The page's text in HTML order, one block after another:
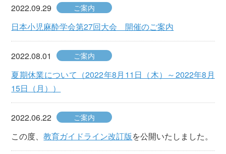
2022.09.29 ご案内
日本小児麻酔学会第27回大会 開催のご案内
2022.08.01 ご案内
夏期休業について（2022年8月11日（木）～2022年8月
15日（月））
2022.06.22 ご案内
この度、教育ガイドライン改訂版を公開いたしました。